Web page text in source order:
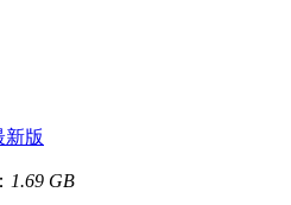
新版
1.69 GB